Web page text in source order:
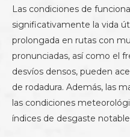
Las condiciones de
significativamente la vida
prolongada en rutas con
pronunciadas, así como el
desvíos densos, pueden
de rodadura. Además, las
las condiciones
índices de desgaste